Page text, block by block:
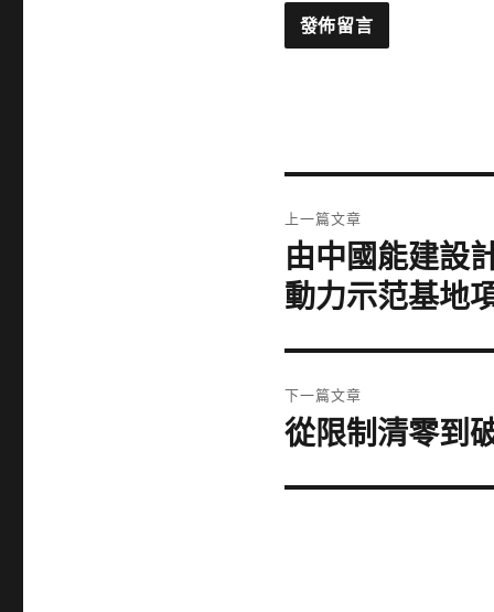
章
導
上一篇文章
上
一
篇
文
由中國能建設
動力示范基地
下一篇文章
下
篇
從限制清零到